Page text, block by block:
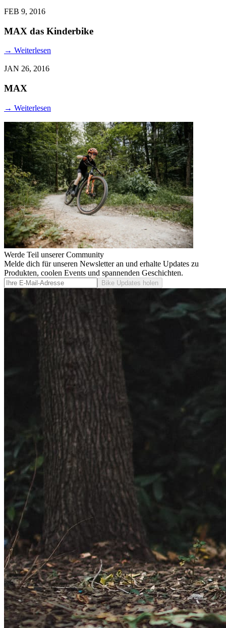
FEB 9, 2016
MAX das Kinderbike
→ Weiterlesen
JAN 26, 2016
MAX
→ Weiterlesen
Werde Teil unserer Community
Melde dich für unseren Newsletter an und erhalte Updates zu
Produkten, coolen Events und spannenden Geschichten.
Bike Updates holen